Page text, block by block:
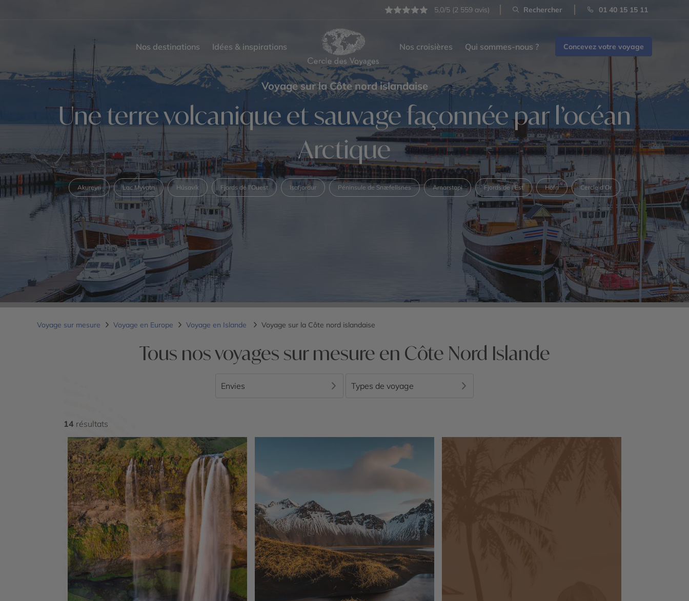
5,0/5 (2 559 avis) Rechercher 01 40 15 15 11
Nos destinations Idées & inspirations Nos croisières Qui sommes-nous ? Concevez votre voyage
Voyage sur la Côte nord islandaise
Une terre volcanique et sauvage façonnée par l’océan
Arctique
Akureyri Lac Myvatn Húsavík Fjords de l'Ouest Isafjordur Péninsule de Snæfellsnes Arnarstapi Fjords de l'Est Höfn Cercle d'Or
Voyage sur mesure Voyage en Europe Voyage en Islande Voyage sur la Côte nord islandaise
Tous nos voyages sur mesure en Côte Nord Islande
Envies Types de voyage
14 résultats